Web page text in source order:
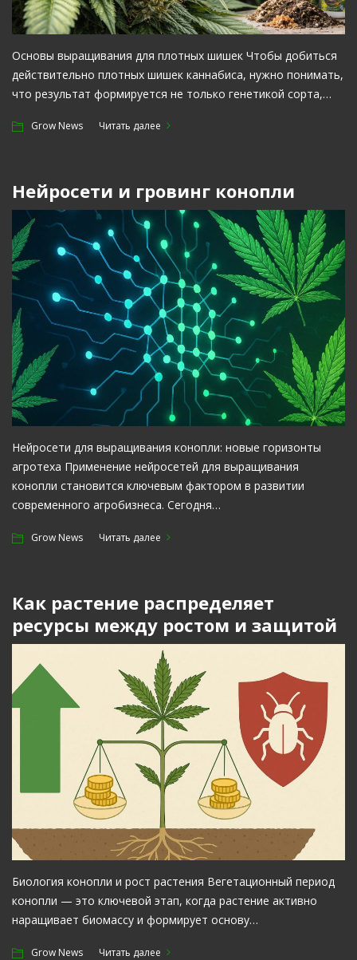
прогрессивному использованию конопли в разных сферах
жизнедеятельности человека, другие только на пути к
этому, но достоинства развития аграрного конопляного
бизнеса очевидны.
Смотрите также:Выращивание конопли на улице
Основы выращивания для плотных шишек Чтобы добиться
действительно плотных шишек каннабиса, нужно понимать,
что результат формируется не только генетикой сорта,…
Grow News Читать далее
Нейросети и гровинг конопли
Нейросети для выращивания конопли: новые горизонты
агротеха Применение нейросетей для выращивания
конопли становится ключевым фактором в развитии
современного агробизнеса. Сегодня…
Grow News Читать далее
Как растение распределяет
ресурсы между ростом и защитой
Биология конопли и рост растения Вегетационный период
конопли — это ключевой этап, когда растение активно
наращивает биомассу и формирует основу…
Grow News Читать далее